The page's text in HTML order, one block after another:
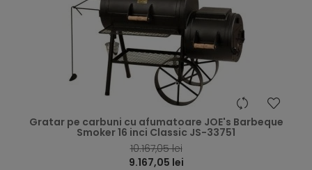
Gratar pe carbuni cu afumatoare JOE's Barbeque
Smoker 16 inci Classic JS-33751
10.167,05 lei
9.167,05 lei